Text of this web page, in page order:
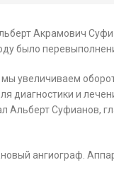
Акрамович
было
увеличиваем
диагностики и
Альберт Суфианов,
ангиограф.